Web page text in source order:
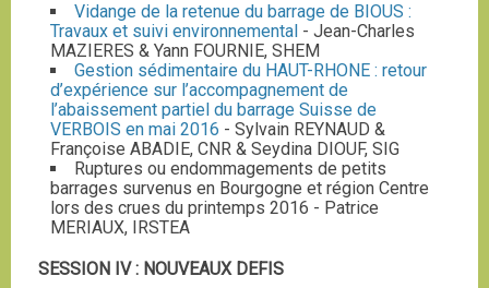
Vidange de la retenue du barrage de BIOUS :
Travaux et suivi environnemental - Jean-Charles
MAZIERES & Yann FOURNIE, SHEM
Gestion sédimentaire du HAUT-RHONE : retour
d’expérience sur l’accompagnement de
l’abaissement partiel du barrage Suisse de
VERBOIS en mai 2016 - Sylvain REYNAUD &
Françoise ABADIE, CNR & Seydina DIOUF, SIG
Ruptures ou endommagements de petits
barrages survenus en Bourgogne et région Centre
lors des crues du printemps 2016 - Patrice
MERIAUX, IRSTEA
SESSION IV : NOUVEAUX DEFIS